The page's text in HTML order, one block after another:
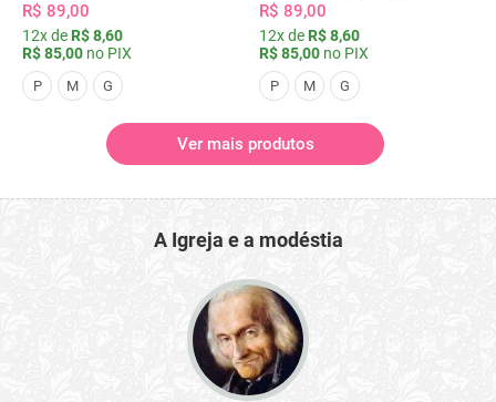
R$ 89,00
12x de R$ 8,60
R$ 85,00 no PIX
P M G
R$ 89,00
12x de R$ 8,60
R$ 85,00 no PIX
P M G
Ver mais produtos
A Igreja e a modéstia